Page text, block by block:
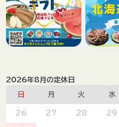
2026年8月の定休日
日 月 火 水
26 27 28 29